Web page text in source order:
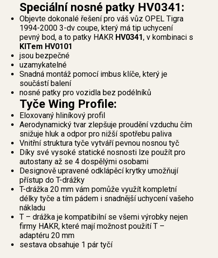
Speciální nosné patky HV0341:
Objevte dokonalé řešení pro váš vůz OPEL Tigra
1994-2000 3-dv coupe, který má tip uchycení
pevný bod, a to patky HAKR HV0341, v kombinaci s
KITem HV0101
jsou bezpečné
uzamykatelné
Snadná montáž pomocí imbus klíče, který je
součástí balení
nosné patky pro vozidla bez podélníků
Tyče Wing Profile:
Eloxovaný hliníkový profil
Aerodynamický tvar zlepšuje proudění vzduchu čím
snižuje hluk a odpor pro nižší spotřebu paliva
Vnitřní struktura tyče vytváří pevnou nosnou tyč
Díky své vysoké statické nosnosti lze použít pro
autostany až se 4 dospělými osobami
Designově upravené odklápěcí krytky umožňují
přístup do T-drážky
T-drážka 20 mm vám pomůže využít kompletní
délky tyče a tím pádem i snadnější uchycení vašeho
nákladu
T – drážka je kompatibilní se všemi výrobky nejen
firmy HAKR, které mají možnost použití T –
adaptéru 20 mm
sestava obsahuje 1 pár tyčí